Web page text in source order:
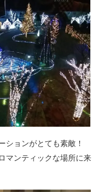
ションがとても素敵！
マンティックな場所に来